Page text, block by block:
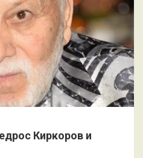
Киркоров и